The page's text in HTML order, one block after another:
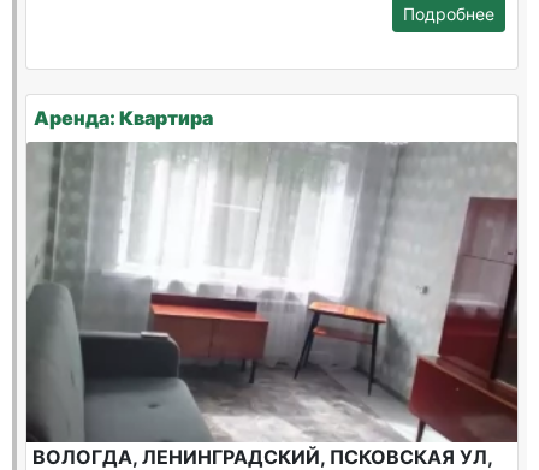
Подробнее
Аренда: Квартира
ВОЛОГДА, ЛЕНИНГРАДСКИЙ, ПСКОВСКАЯ УЛ,